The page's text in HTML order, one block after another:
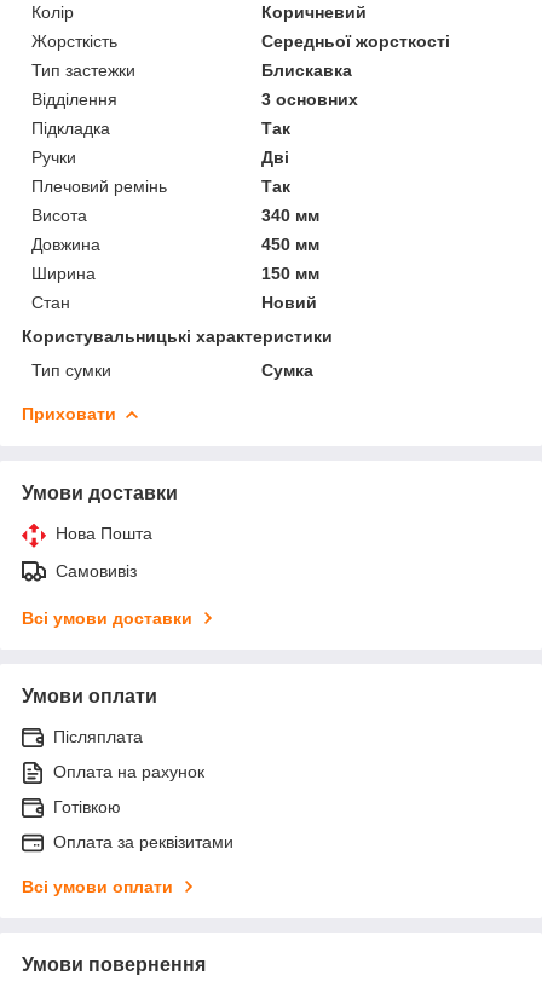
Колір
Коричневий
Жорсткість
Середньої жорсткості
Тип застежки
Блискавка
Відділення
3 основних
Підкладка
Так
Ручки
Дві
Плечовий ремінь
Так
Висота
340 мм
Довжина
450 мм
Ширина
150 мм
Стан
Новий
Користувальницькі характеристики
Тип сумки
Сумка
Приховати
Умови доставки
Нова Пошта
Самовивіз
Всі умови доставки
Умови оплати
Післяплата
Оплата на рахунок
Готівкою
Оплата за реквізитами
Всі умови оплати
Умови повернення